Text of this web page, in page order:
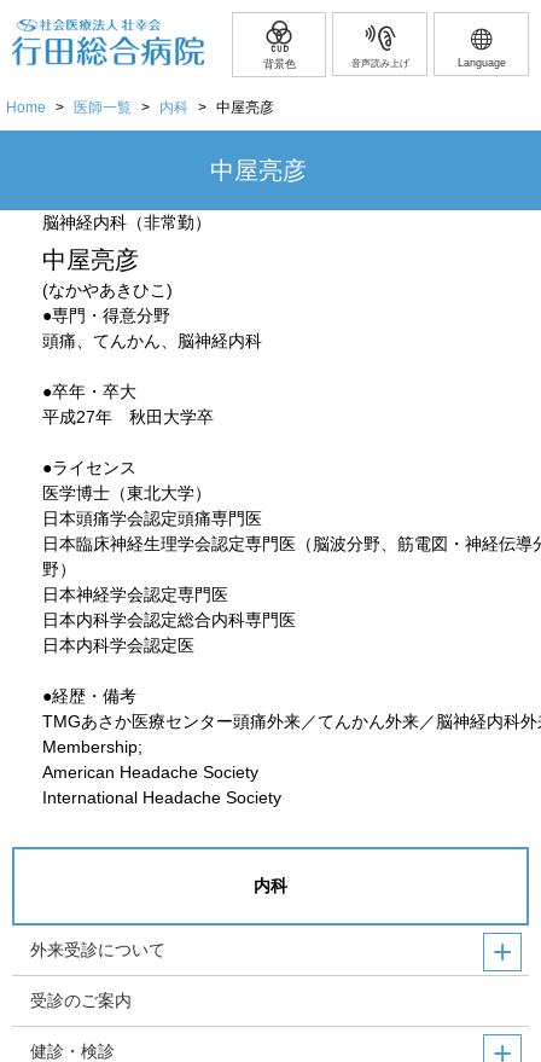
背景色 音声読み上げ Language
Home > 医師一覧 > 内科 > 中屋亮彦
中屋亮彦
脳神経内科（非常勤）
中屋亮彦
(なかやあきひこ)
●専門・得意分野
頭痛、てんかん、脳神経内科
●卒年・卒大
平成27年 秋田大学卒
●ライセンス
医学博士（東北大学）
日本頭痛学会認定頭痛専門医
日本臨床神経生理学会認定専門医（脳波分野、筋電図・神経伝導
野）
日本神経学会認定専門医
日本内科学会認定総合内科専門医
日本内科学会認定医
●経歴・備考
TMGあさか医療センター頭痛外来／てんかん外来／脳神経内科外
Membership;
American Headache Society
International Headache Society
内科
外来受診について
受診のご案内
健診・検診